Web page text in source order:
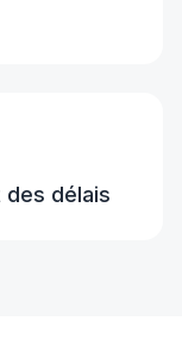
des délais